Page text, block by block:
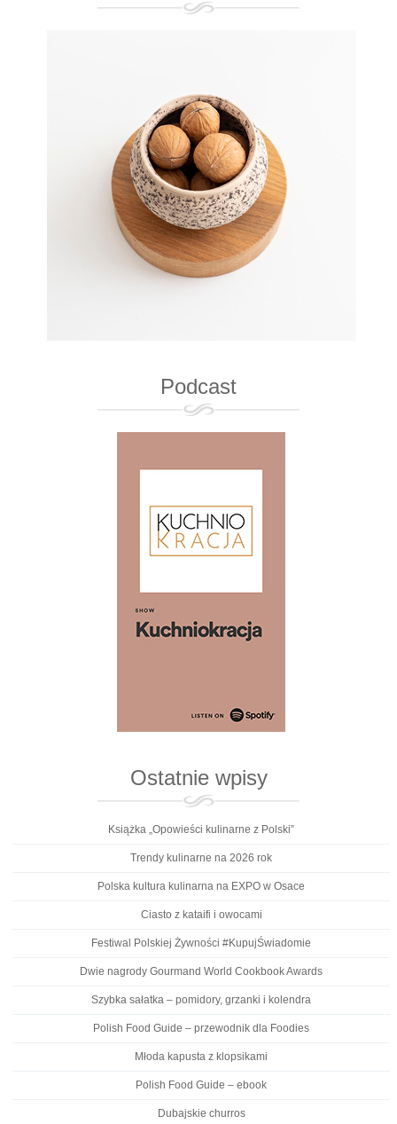
Podcast
Ostatnie wpisy
Książka „Opowieści kulinarne z Polski”
Trendy kulinarne na 2026 rok
Polska kultura kulinarna na EXPO w Osace
Ciasto z kataifi i owocami
Festiwal Polskiej Żywności #KupujŚwiadomie
Dwie nagrody Gourmand World Cookbook Awards
Szybka sałatka – pomidory, grzanki i kolendra
Polish Food Guide – przewodnik dla Foodies
Młoda kapusta z klopsikami
Polish Food Guide – ebook
Dubajskie churros